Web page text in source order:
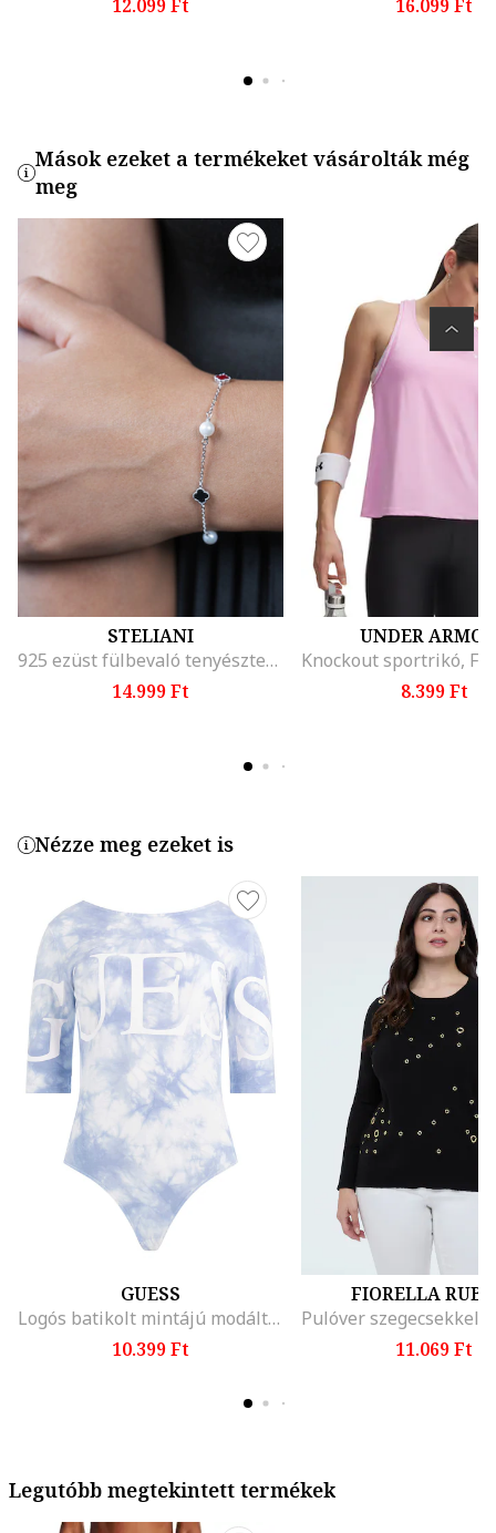
12.099 Ft 16.099 Ft
Mások ezeket a termékeket vásárolták még
meg
STELIANI
925 ezüst fülbevaló tenyésztett gyöngyökkel, Piros/Fehér/Ezüstszín
14.999 Ft
UNDER
8.399 Ft
Nézze meg ezeket is
GUESS
Logós batikolt mintájú modáltartalmú body
10.399 Ft
FIORELLA
11.069 Ft
Legutóbb megtekintett termékek